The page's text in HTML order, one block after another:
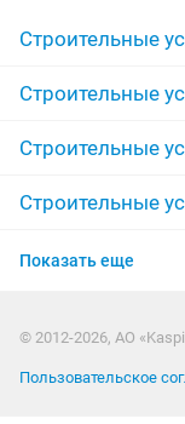
ремонт кровли
стяжка полов
строительство
кафельщики
плиты перекрытия
Строительные
Строительные
Строительные
Строительные
Строительные
Строительные
Показать еще
© 2012-2026, АО
Пользовательское